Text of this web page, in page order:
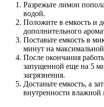
Разрежьте лимон
водой.
Положите в емкость и
дополнительного
Поставьте емкость в
минут на
После окончания
запущенной еще на 5
загрязнения.
Достаньте емкость, а
внутренности влажной